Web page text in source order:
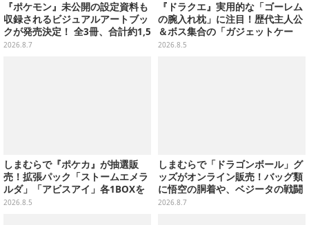
『ポケモン』未公開の設定資料も
収録されるビジュアルアートブッ
クが発売決定！ 全3冊、合計約1,5
00ページの大ボリュームでシリー
2026.8.7
『ドラクエ』実用的な「ゴーレム
の腕入れ枕」に注目！歴代主人公
＆ボス集合の「ガジェットケー
ス」ほか9プライズが8月順次展開
2026.8.5
しまむらで『ポケカ』が抽選販
売！拡張パック「ストームエメラ
ルダ」「アビスアイ」各1BOXを
ラインナップ
2026.8.5
しまむらで「ドラゴンボール」グ
ッズがオンライン販売！バッグ類
に悟空の胴着や、ベジータの戦闘
服を大胆デザイン
2026.8.7